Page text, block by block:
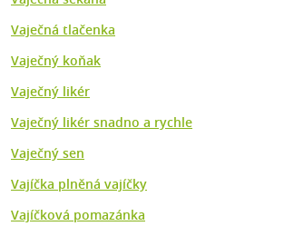
Vaječná tlačenka
Vaječný koňak
Vaječný likér
Vaječný likér snadno a rychle
Vaječný sen
Vajíčka plněná vajíčky
Vajíčková pomazánka